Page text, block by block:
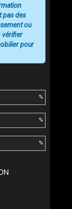
%
%
%
pas des
ou
vérifier
pour